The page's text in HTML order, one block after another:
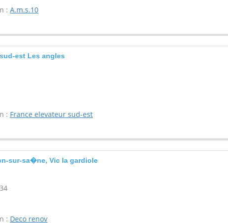
: A.m.s.10
est Les angles
: France elevateur sud-est
sur-sa�ne, Vic la gardiole
: Deco renov